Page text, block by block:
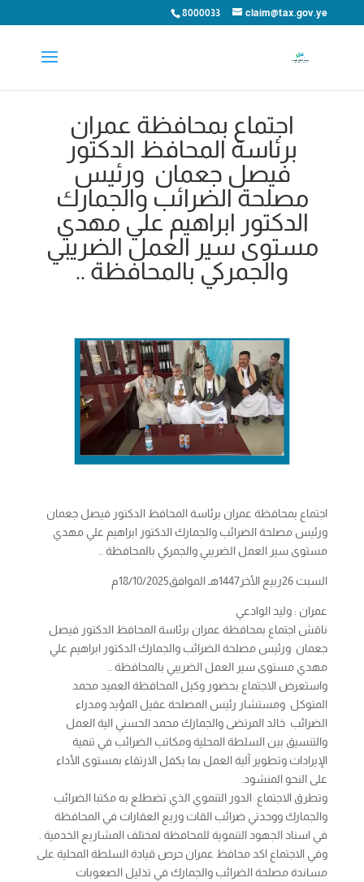
8000033 claim@tax.gov.ye
اجتماع بمحافظة عمران
برئاسة المحافظ الدكتور
فيصل جعمان ورئيس
مصلحة الضرائب والجمارك
الدكتور ابراهيم علي مهدي
مستوى سير العمل الضريبي
والجمركي بالمحافظة ..
اجتماع بمحافظة عمران برئاسة المحافظ الدكتور فيصل جعمان
ورئيس مصلحة الضرائب والجمارك الدكتور ابراهيم علي مهدي
مستوى سير العمل الضريبي والجمركي بالمحافظة ..
السبت 26ربيع الأخر1447هـ الموافق18/10/2025م
عمران : وليد الوادعي
ناقش اجتماع بمحافظة عمران برئاسة المحافظ الدكتور فيصل
جعمان ورئيس مصلحة الضرائب والجمارك الدكتور ابراهيم علي
مهدي مستوى سير العمل الضريبي بالمحافظة ..
واستعرض الاجتماع بحضور وكيل المحافظة العميد محمد
المتوكل ومستشار رئيس المصلحة عقيل المؤيد ومدراء
الضرائب خالد المرتضى والجمارك محمد الحسني الية العمل
والتنسيق بين السلطة المحلية ومكاتب الضرائب في تنمية
الإيرادات وتطوير آلية العمل بما يكفل الارتقاء بمستوى الأداء
على النحو المنشود.
وتطرق الاجتماع الدور التنموي الذي تضطلع به مكتبا الضرائب
والجمارك ووحدتي ضرائب القات وريع العقارات في المحافظة
في اسناد الجهود التنموية للمحافظة لمختلف المشاريع الخدمية .
وفي الاجتماع اكد محافظ عمران حرص قيادة السلطة المحلية على
مساندة مصلحة الضرائب والجمارك في تذليل الصعوبات